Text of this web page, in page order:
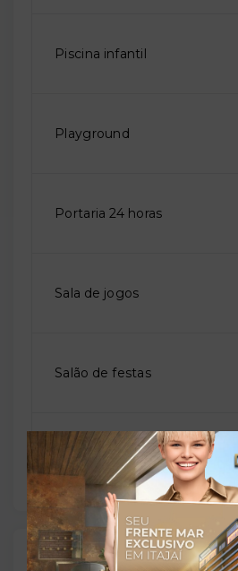
Piscina infantil
Playground
Portaria 24 horas
Sala de jogos
Salão de festas
Solarium
Outras Informações